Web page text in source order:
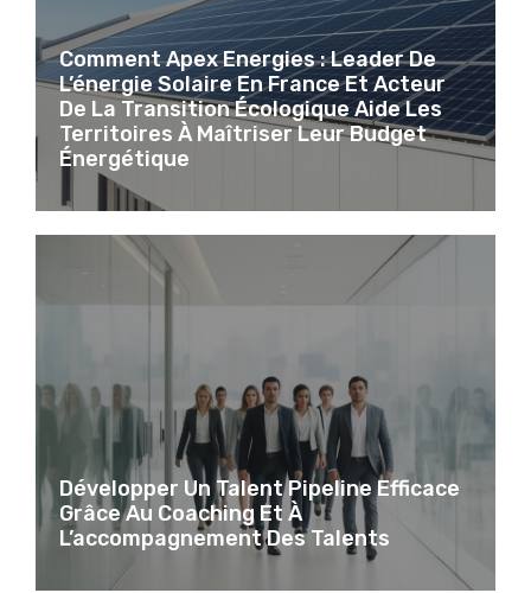
Comment Apex Energies : Leader De
L’énergie Solaire En France Et Acteur
De La Transition Écologique Aide Les
Territoires À Maîtriser Leur Budget
Énergétique
Développer Un Talent Pipeline Efficace
Grâce Au Coaching Et À
L’accompagnement Des Talents